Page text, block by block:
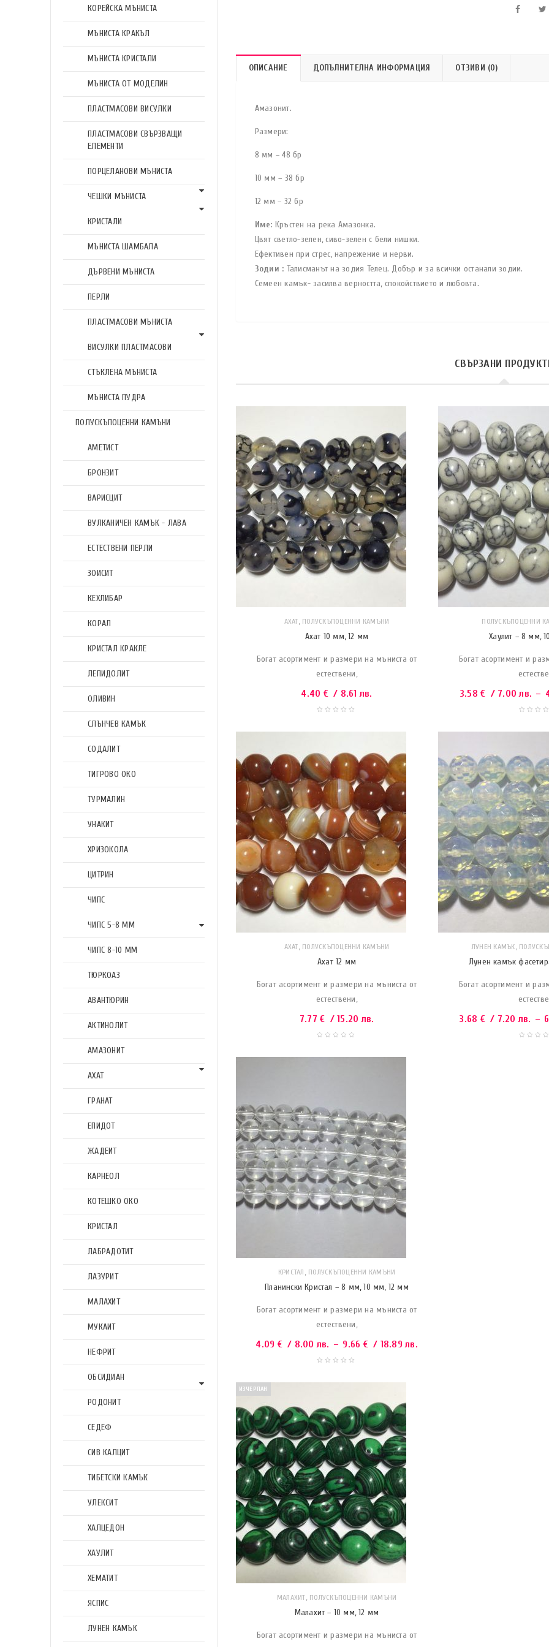
КОРЕЙСКА МЪНИСТА
МЪНИСТА КРАКЪЛ
МЪНИСТА КРИСТАЛИ
МЪНИСТА ОТ МОДЕЛИН
ПЛАСТМАСОВИ ВИСУЛКИ
ПЛАСТМАСОВИ СВЪРЗВАЩИ
ЕЛЕМЕНТИ
ПОРЦЕЛАНОВИ МЪНИСТА
ЧЕШКИ МЪНИСТА
КРИСТАЛИ
МЪНИСТА ШАМБАЛА
ДЪРВЕНИ МЪНИСТА
ПЕРЛИ
ПЛАСТМАСОВИ МЪНИСТА
ВИСУЛКИ ПЛАСТМАСОВИ
СТЪКЛЕНА МЪНИСТА
МЪНИСТА ПУДРА
ПОЛУСКЪПОЦЕННИ КАМЪНИ
АМЕТИСТ
БРОНЗИТ
ВАРИСЦИТ
ВУЛКАНИЧЕН КАМЪК - ЛАВА
ЕСТЕСТВЕНИ ПЕРЛИ
ЗОИСИТ
КЕХЛИБАР
КОРАЛ
КРИСТАЛ КРАКЛЕ
ЛЕПИДОЛИТ
ОЛИВИН
СЛЪНЧЕВ КАМЪК
СОДАЛИТ
ТИГРОВО ОКО
ТУРМАЛИН
УНАКИТ
ХРИЗОКОЛА
ЦИТРИН
ЧИПС
ЧИПС 5-8 ММ
ЧИПС 8-10 ММ
ТЮРКОАЗ
АВАНТЮРИН
АКТИНОЛИТ
АМАЗОНИТ
АХАТ
ГРАНАТ
ЕПИДОТ
ЖАДЕИТ
КАРНЕОЛ
КОТЕШКО ОКО
КРИСТАЛ
ЛАБРАДОТИТ
ЛАЗУРИТ
МАЛАХИТ
МУКАИТ
НЕФРИТ
ОБСИДИАН
РОДОНИТ
СЕДЕФ
СИВ КАЛЦИТ
ТИБЕТСКИ КАМЪК
УЛЕКСИТ
ХАЛЦЕДОН
ХАУЛИТ
ХЕМАТИТ
ЯСПИС
ЛУНЕН КАМЪК
ОПИСАНИЕ ДОПЪЛНИТЕЛНА ИНФОРМАЦИЯ ОТЗИВИ (0)
Амазонит.
Размери:
8 мм – 48 бр
10 мм – 38 бр
12 мм – 32 бр
Име: Кръстен на река Амазонка.
Цвят светло-зелен, сиво-зелен с бели нишки.
Ефективен при стрес, напрежение и нерви.
Зодии : Талисманът на зодия Телец. Добър и за всички останали зодии.
Семеен камък- засилва верността, спокойствието и любовта.
СВЪРЗАНИ
АХАТ, ПОЛУСКЪПОЦЕННИ КАМЪНИ
Ахат 10 мм, 12 мм
Богат асортимент и размери на мъниста от
естествени,
4.40 € / 8.61 лв.
ПОЛУСКЪПОЦЕННИ
Хаулит – 8 мм,
Богат асортимент и
3.58€ / 7.00 лв. –
АХАТ, ПОЛУСКЪПОЦЕННИ КАМЪНИ
Ахат 12 мм
Богат асортимент и размери на мъниста от
естествени,
7.77 € / 15.20 лв.
ЛУНЕН КАМЪК,
Лунен камък
Богат асортимент и
3.68 € / 7.20 лв. –
КРИСТАЛ , ПОЛУСКЪПОЦЕННИ КАМЪНИ
Планински Кристал – 8 мм, 10 мм, 12 мм
Богат асортимент и размери на мъниста от
естествени,
4.09 € / 8.00 лв. – 9.66 € / 18.89 лв.
ИЗЧЕРПАН
МАЛАХИТ, ПОЛУСКЪПОЦЕННИ КАМЪНИ
Малахит – 10 мм, 12 мм
Богат асортимент и размери на мъниста от